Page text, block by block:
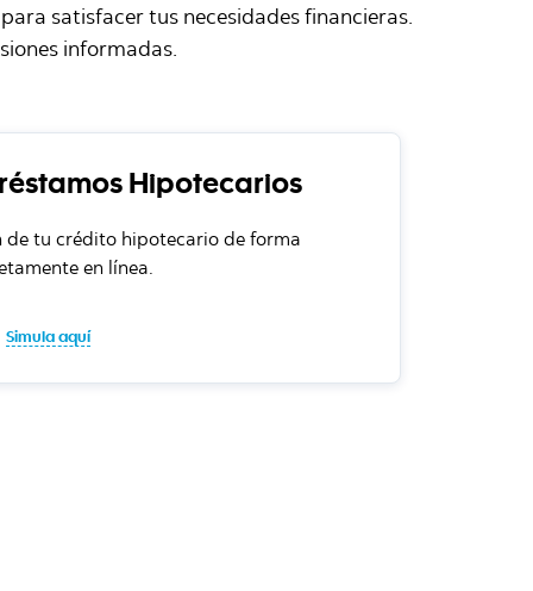
satisfacer tus necesidades financieras.
informadas.
Hipotecarios
de tu crédito hipotecario de forma
en línea.
Simula aquí